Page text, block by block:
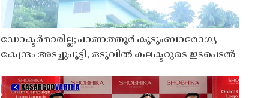
ഡോക്ടർമാരില്ല; പാണത്തൂർ കുടുംബാരോഗ്യ
കേന്ദ്രം അടച്ചുപൂട്ടി, ഒടുവിൽ കലക്ടറുടെ ഇടപെടൽ